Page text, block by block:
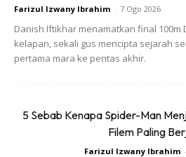
permukaan rata dengan
kaki di atas tanah atau
Anda juga boleh mengangkat
belakang kepala anda atau
Hembuskan nafas sebagai
Farizul Izwany Ibrahim - 7 Ogo 2026
Danish Iftikhar menamatkan final 100m
kelapan, sekali gus mencipta sejarah
pertama mara ke pentas akhir.
5 Sebab Kenapa Spider-Man
Filem Paling
Farizul Izwany Ibrahim -